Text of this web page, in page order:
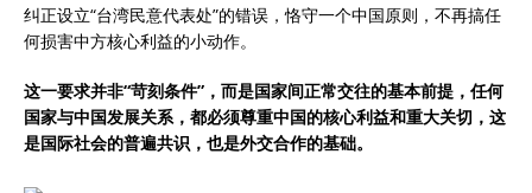
纠正设立“台湾民意代表处”的错误，恪守一个中国原则，不再搞任
何损害中方核心利益的小动作。
这一要求并非“苛刻条件”，而是国家间正常交往的基本前提，任何
国家与中国发展关系，都必须尊重中国的核心利益和重大关切，这
是国际社会的普遍共识，也是外交合作的基础。